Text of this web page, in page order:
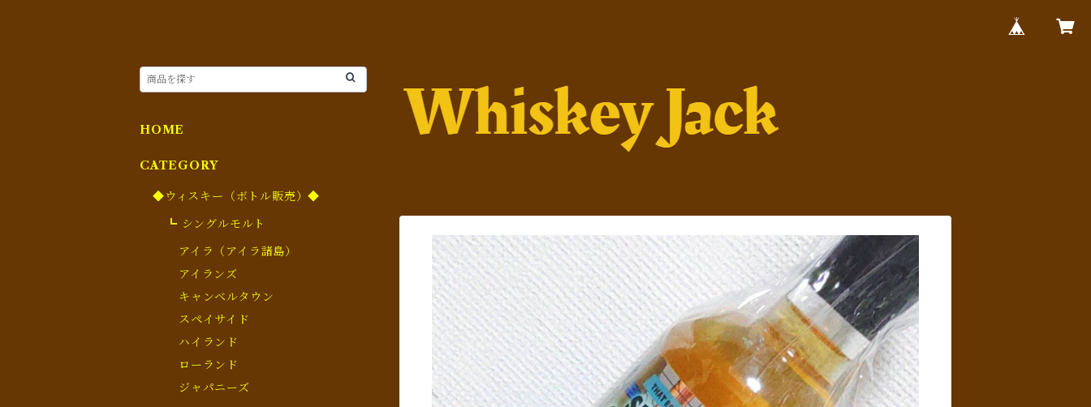
HOME
CATEGORY
◆ウィスキー（ボトル販売）◆
┗ シングルモルト
アイラ（アイラ諸島）
アイランズ
キャンベルタウン
スペイサイド
ハイランド
ローランド
ジャパニーズ